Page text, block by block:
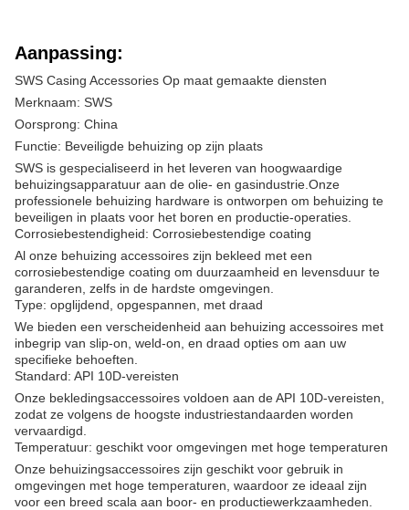
Aanpassing:
SWS Casing Accessories Op maat gemaakte diensten
Merknaam: SWS
Oorsprong: China
Functie: Beveiligde behuizing op zijn plaats
SWS is gespecialiseerd in het leveren van hoogwaardige
behuizingsapparatuur aan de olie- en gasindustrie.Onze
professionele behuizing hardware is ontworpen om behuizing te
beveiligen in plaats voor het boren en productie-operaties.
Corrosiebestendigheid: Corrosiebestendige coating
Al onze behuizing accessoires zijn bekleed met een
corrosiebestendige coating om duurzaamheid en levensduur te
garanderen, zelfs in de hardste omgevingen.
Type: opglijdend, opgespannen, met draad
We bieden een verscheidenheid aan behuizing accessoires met
inbegrip van slip-on, weld-on, en draad opties om aan uw
specifieke behoeften.
Standard: API 10D-vereisten
Onze bekledingsaccessoires voldoen aan de API 10D-vereisten,
zodat ze volgens de hoogste industriestandaarden worden
vervaardigd.
Temperatuur: geschikt voor omgevingen met hoge temperaturen
Onze behuizingsaccessoires zijn geschikt voor gebruik in
omgevingen met hoge temperaturen, waardoor ze ideaal zijn
voor een breed scala aan boor- en productiewerkzaamheden.